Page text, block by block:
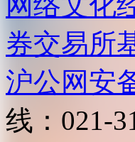
券交易所
沪公网安
线：021-